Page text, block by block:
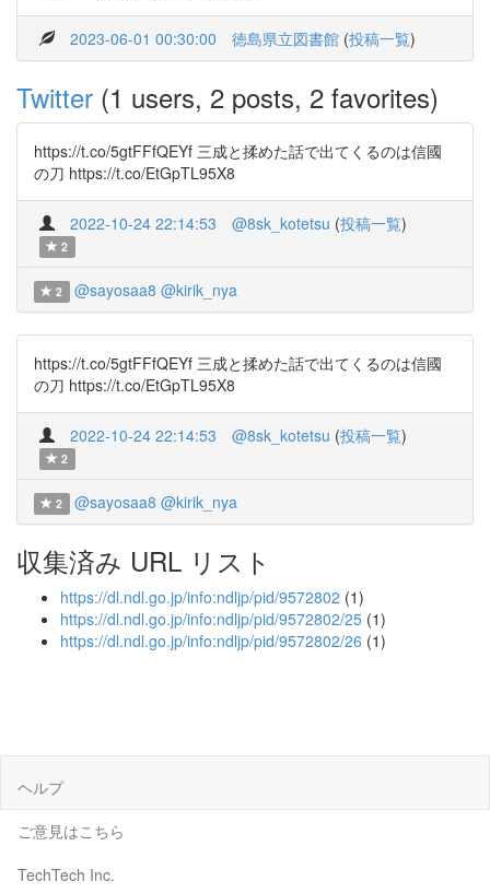
2023-06-01 00:30:00 徳島県立図書館 (投稿一覧)
Twitter (1 users, 2 posts, 2 favorites)
https://t.co/5gtFFfQEYf 三成と揉めた話で出てくるのは信國
の刀 https://t.co/EtGpTL95X8
2022-10-24 22:14:53 @8sk_kotetsu (投稿一覧)
2
2 @sayosaa8 @kirik_nya
https://t.co/5gtFFfQEYf 三成と揉めた話で出てくるのは信國
の刀 https://t.co/EtGpTL95X8
2022-10-24 22:14:53 @8sk_kotetsu (投稿一覧)
2
2 @sayosaa8 @kirik_nya
収集済み URL リスト
https://dl.ndl.go.jp/info:ndljp/pid/9572802 (1)
https://dl.ndl.go.jp/info:ndljp/pid/9572802/25 (1)
https://dl.ndl.go.jp/info:ndljp/pid/9572802/26 (1)
ヘルプ
ご意見はこちら
TechTech Inc.